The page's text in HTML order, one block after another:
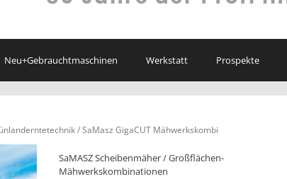
Neu+Gebrauchtmaschinen Werkstatt Prospekte
/ SaMasz GigaCUT Mähwerkskombi
SaMASZ Scheibenmäher / Großflächen-
Mähwerkskombinationen